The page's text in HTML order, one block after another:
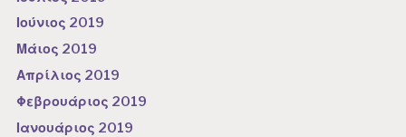
Ιούνιος 2019
Μάιος 2019
Απρίλιος 2019
Φεβρουάριος 2019
Ιανουάριος 2019